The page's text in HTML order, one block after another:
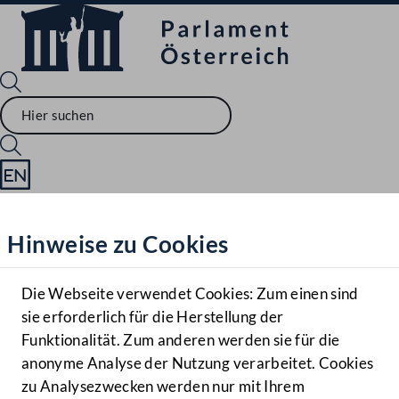
Hilfe
Benutzer
Navigationsmenü öffnen
MENÜ
Hinweise zu Cookies
Die Webseite verwendet Cookies: Zum einen sind
sie erforderlich für die Herstellung der
Funktionalität. Zum anderen werden sie für die
anonyme Analyse der Nutzung verarbeitet. Cookies
zu Analysezwecken werden nur mit Ihrem